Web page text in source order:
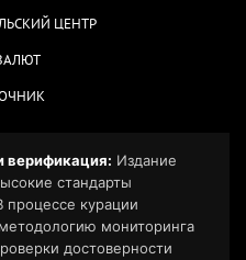
ЦЕНТР
верификация: Издание
стандарты
курации
мониторинга
достоверности